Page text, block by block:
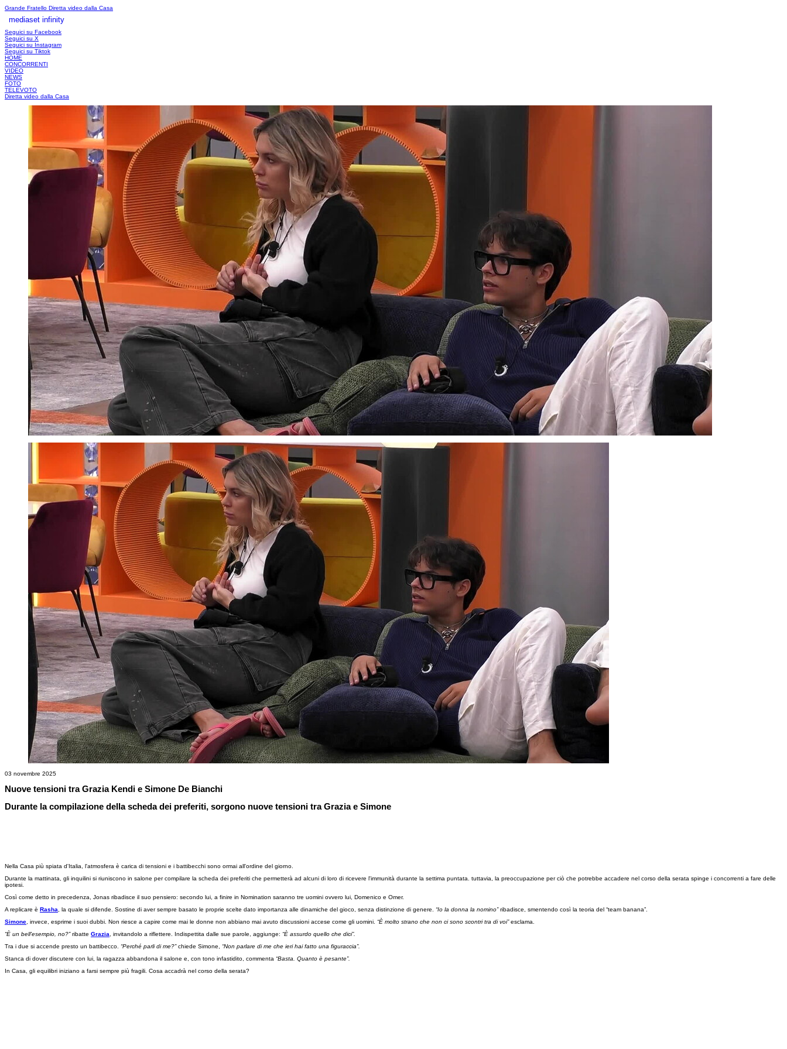
Grande Fratello Diretta video dalla Casa
mediaset infinity
Seguici su Facebook
Seguici su X
Seguici su Instagram
Seguici su Tiktok
HOME
CONCORRENTI
VIDEO
NEWS
FOTO
TELEVOTO
Diretta video dalla Casa
03 novembre 2025
Nuove tensioni tra Grazia Kendi e Simone De Bianchi
Durante la compilazione della scheda dei preferiti, sorgono nuove tensioni tra Grazia e Simone
Nella Casa più spiata d'Italia, l'atmosfera è carica di tensioni e i battibecchi sono ormai all'ordine del giorno.
Durante la mattinata, gli inquilini si riuniscono in salone per compilare la scheda dei preferiti che permetterà ad alcuni di loro di ricevere l'immunità durante la settima puntata. tuttavia, la preoccupazione per ciò che potrebbe accadere nel corso della serata spinge i concorrenti a fare delle
ipotesi.
Così come detto in precedenza, Jonas ribadisce il suo pensiero: secondo lui, a finire in Nomination saranno tre uomini ovvero lui, Domenico e Omer.
A replicare è Rasha, la quale si difende. Sostine di aver sempre basato le proprie scelte dato importanza alle dinamiche del gioco, senza distinzione di genere. “Io la donna la nomino”ribadisce, smentendo così la teoria del “team banana”.
Simone, invece, esprime i suoi dubbi. Non riesce a capire come mai le donne non abbiano mai avuto discussioni accese come gli uomini. “È molto strano che non ci sono scontri tra di voi”esclama.
“È un bell'esempio, no?”ribatte Grazia, invitandolo a riflettere. Indispettita dalle sue parole, aggiunge: “È assurdo quello che dici”.
Tra i due si accende presto un battibecco. “Perché parli di me?”chiede Simone, “Non parlare di me che ieri hai fatto una figuraccia”.
Stanca di dover discutere con lui, la ragazza abbandona il salone e, con tono infastidito, commenta “Basta. Quanto è pesante”.
In Casa, gli equilibri iniziano a farsi sempre più fragili. Cosa accadrà nel corso della serata?